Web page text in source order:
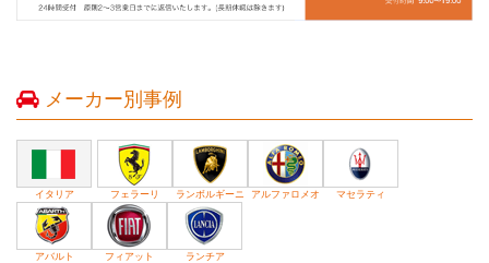
メーカー別事例
イタリア フェラーリ ランボルギーニ アルファロメオ マセラティ
アバルト フィアット ランチア